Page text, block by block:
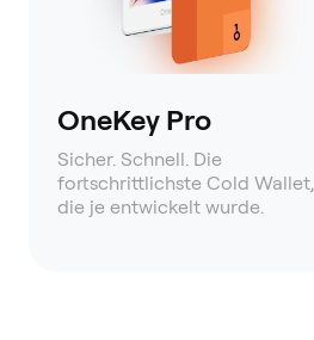
OneKey Pro
Sicher. Schnell. Die
fortschrittlichste Cold Wallet,
die je entwickelt wurde.